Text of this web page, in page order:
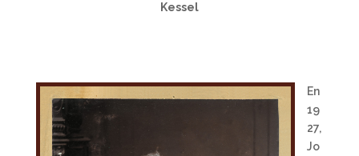
Kessel
En
19
27,
Jo